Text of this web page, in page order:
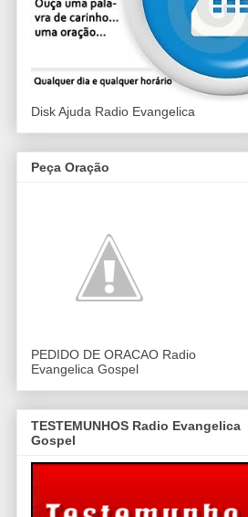
Disk Ajuda Radio Evangelica
Peça Oração
PEDIDO DE ORACAO Radio
Evangelica Gospel
TESTEMUNHOS Radio Evangelica
Gospel